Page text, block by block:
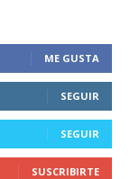
ME GUSTA
SEGUIR
SEGUIR
SUSCRIBIRTE